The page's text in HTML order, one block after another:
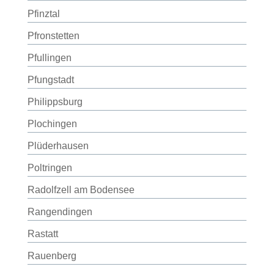
Pfinztal
Pfronstetten
Pfullingen
Pfungstadt
Philippsburg
Plochingen
Plüderhausen
Poltringen
Radolfzell am Bodensee
Rangendingen
Rastatt
Rauenberg